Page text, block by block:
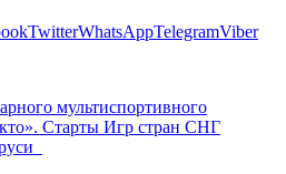
TwitterWhatsAppTelegramViber
мультиспортивного
Старты Игр стран СНГ